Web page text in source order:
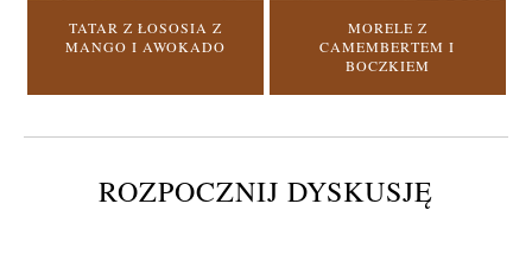
TATAR Z ŁOSOSIA Z
MANGO I AWOKADO
MORELE Z
CAMEMBERTEM I
BOCZKIEM
ROZPOCZNIJ DYSKUSJĘ